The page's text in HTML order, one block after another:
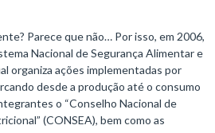
Parece que não… Por isso, em 2006,
Nacional de Segurança Alimentar e
organiza ações implementadas por
desde a produção até o consumo
o “Conselho Nacional de
(CONSEA), bem como as